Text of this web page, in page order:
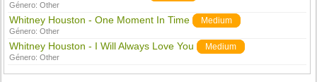
Género:Other
Whitney Houston - One Moment In Time Medium
Género:Other
Whitney Houston - I Will Always Love You Medium
Género:Other